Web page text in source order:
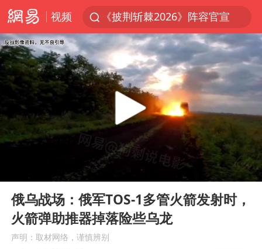
视频
《披荆斩棘2026》阵容官宣
杭州机场已取消航班388架次
浙江省委书记：该停下的坚决停下来
白海豚北上或致京津冀暴雨
上海有出现龙卷潜势
新疆一婚礼线上邀请引热议
广西公开征集涉黑涉恶犯罪线索
中国第1高楼阻尼器摆动明显
上海大部迎大暴雨
Play
00:49
俄乌战场：俄军TOS-1多管火箭发射时，
火箭弹助推器掉落险些乌龙
声明：取材网络，谨慎辨别